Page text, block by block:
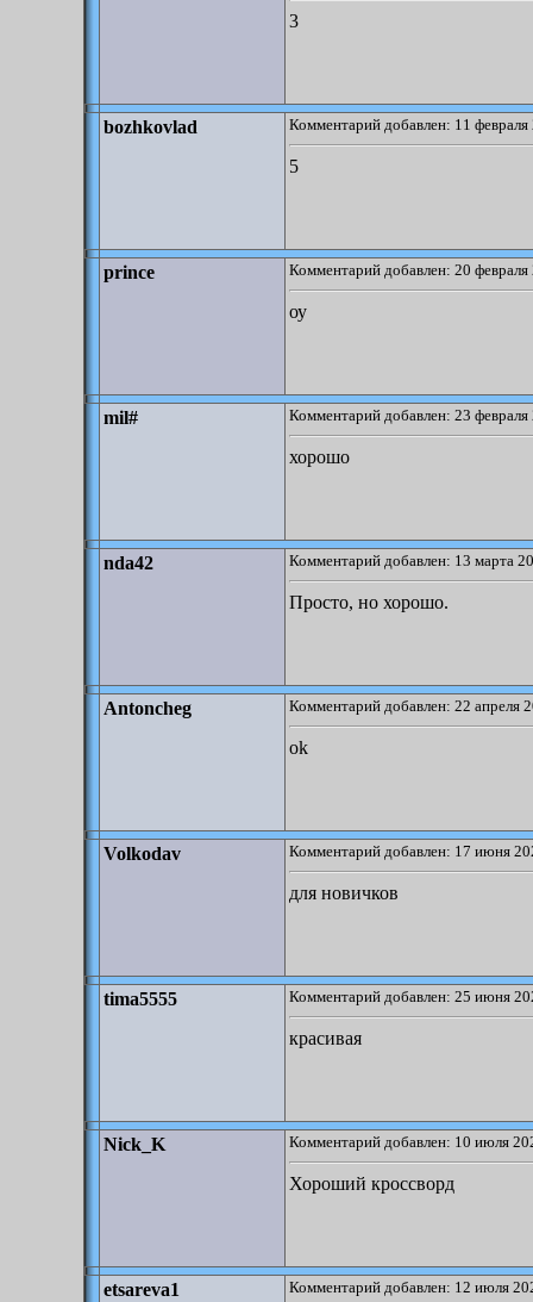
3
bozhkovlad Комментарий добавлен: 11
5
prince Комментарий добавлен: 20
оу
mil# Комментарий добавлен: 23
хорошо
nda42 Комментарий добавлен: 13 марта
Просто, но хорошо.
Antoncheg Комментарий добавлен: 22 апреля
ok
Volkodav Комментарий добавлен: 17 июня
для новичков
tima5555 Комментарий добавлен: 25 июня
красивая
Nick_K Комментарий добавлен: 10 июля
Хороший кроссворд
etsareva1 Комментарий добавлен: 12 июля